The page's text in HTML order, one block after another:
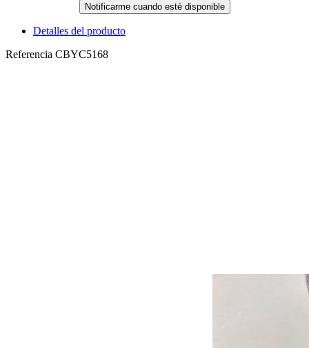
Notificarme cuando esté disponible
Detalles del producto
Referencia CBYC5168